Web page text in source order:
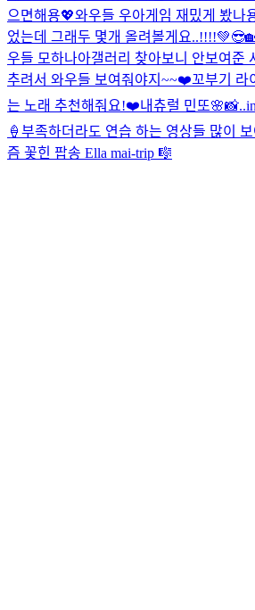
으면해용💖와우들 우아게임 재밌게 봤나
었는데 그래두 몇개 올려볼게요..!!!!💚😎
우들 모하나아갤러리 찾아보니 안보여준
추려서 와우들 보여줘야지~~❤️꼬부기 라
는 노래 추천해줘요!❤️내츄럴 민또🌸
🍦 부족하더라도 연습 하는 영상들 많이
즘 꽃힌 팝송 Ella mai-trip 🎼